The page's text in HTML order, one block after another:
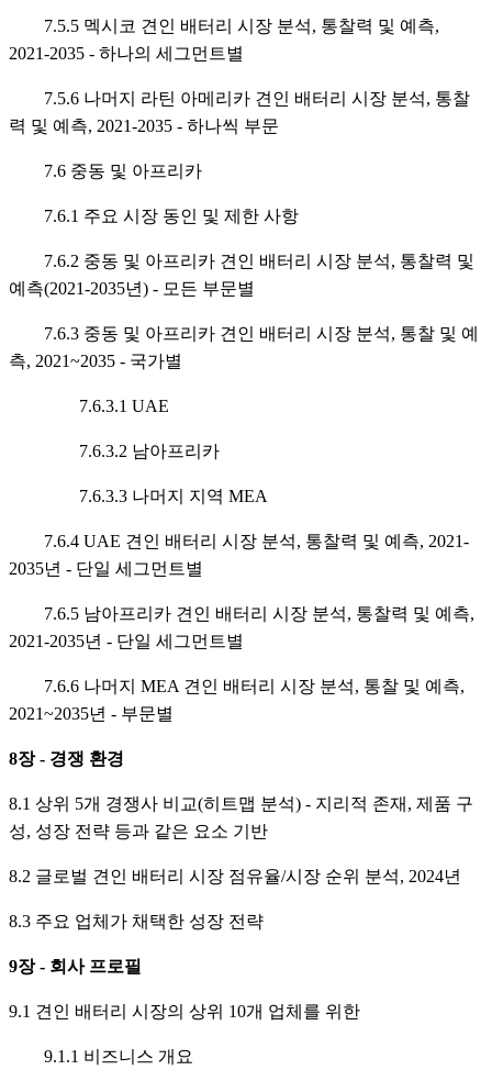
7.5.5 멕시코 견인 배터리 시장 분석, 통찰력 및 예측,
2021-2035 - 하나의 세그먼트별
7.5.6 나머지 라틴 아메리카 견인 배터리 시장 분석, 통찰
력 및 예측, 2021-2035 - 하나씩 부문
7.6 중동 및 아프리카
7.6.1 주요 시장 동인 및 제한 사항
7.6.2 중동 및 아프리카 견인 배터리 시장 분석, 통찰력 및
예측(2021-2035년) - 모든 부문별
7.6.3 중동 및 아프리카 견인 배터리 시장 분석, 통찰 및 예
측, 2021~2035 - 국가별
7.6.3.1 UAE
7.6.3.2 남아프리카
7.6.3.3 나머지 지역 MEA
7.6.4 UAE 견인 배터리 시장 분석, 통찰력 및 예측, 2021-
2035년 - 단일 세그먼트별
7.6.5 남아프리카 견인 배터리 시장 분석, 통찰력 및 예측,
2021-2035년 - 단일 세그먼트별
7.6.6 나머지 MEA 견인 배터리 시장 분석, 통찰 및 예측,
2021~2035년 - 부문별
8장 - 경쟁 환경
8.1 상위 5개 경쟁사 비교(히트맵 분석) - 지리적 존재, 제품 구
성, 성장 전략 등과 같은 요소 기반
8.2 글로벌 견인 배터리 시장 점유율/시장 순위 분석, 2024년
8.3 주요 업체가 채택한 성장 전략
9장 - 회사 프로필
9.1 견인 배터리 시장의 상위 10개 업체를 위한
9.1.1 비즈니스 개요